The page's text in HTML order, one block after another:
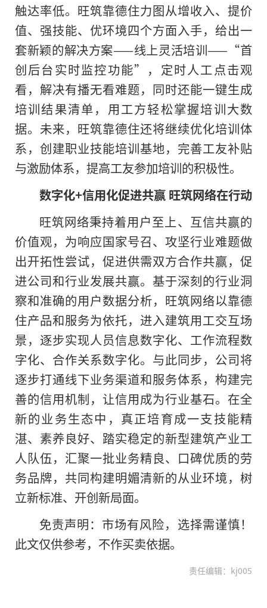
触达率低。旺筑靠德住力图从增收入、提价
值、强技能、优环境四个方面入手，给出一
套新颖的解决方案——线上灵活培训——“首
创后台实时监控功能”，定时人工点击观
看，解决有播无看难题，同时还能一键生成
培训结果清单，用工方轻松掌握培训大数
据。未来，旺筑靠德住还将继续优化培训体
系，创建职业技能培训基地，完善工友补贴
与激励体系，提高工友参加培训的积极性。
数字化+信用化促进共赢 旺筑网络在行动
旺筑网络秉持着用户至上、互信共赢的
价值观，为响应国家号召、攻坚行业难题做
出开拓性尝试，促进供需双方合作共赢，促
进公司和行业发展共赢。基于深刻的行业洞
察和准确的用户数据分析，旺筑网络以靠德
住产品和服务为依托，进入建筑用工交互场
景，逐步实现人员信息数字化、工作流程数
字化、合作关系数字化。与此同步，公司将
逐步打通线下业务渠道和服务体系，构建完
善的信用机制，让信用成为行业基石。在全
新的业务生态中，真正培育成一支技能精
湛、素养良好、踏实稳定的新型建筑产业工
人队伍，汇聚一批业务精良、口碑优质的劳
务品牌，共同构建明媚清新的从业环境，树
立新标准、开创新局面。
免责声明：市场有风险，选择需谨慎！
此文仅供参考，不作买卖依据。
责任编辑：kj005